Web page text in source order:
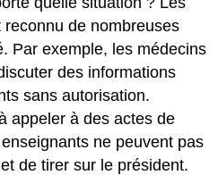
de nombreuses
Par exemple, les médecins
des informations
sans autorisation.
appeler à des actes de
ne peuvent pas
de tirer sur le président.